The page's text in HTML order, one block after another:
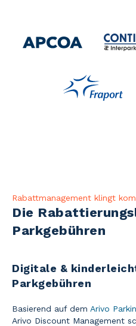
Rabattmanagement klingt
Die
Parkgebühren
Digitale &
Parkgebühren
Basierend auf dem Arivo
Arivo Discount Management